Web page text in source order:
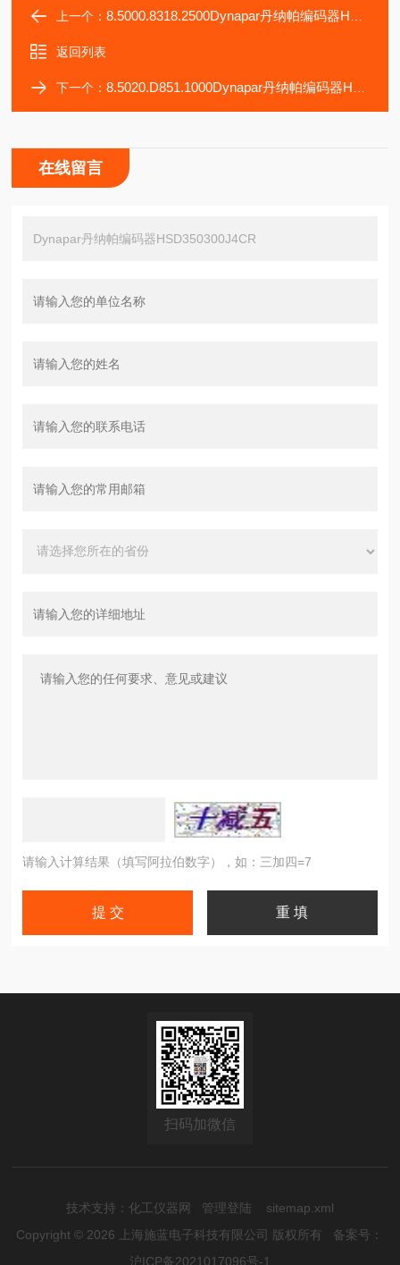
上一个：8.5000.8318.2500Dynapar丹纳帕编码器HSD350300J4CQ
返回列表
下一个：8.5020.D851.1000Dynapar丹纳帕编码器HSD350300J4D0
在线留言
请输入计算结果（填写阿拉伯数字），如：三加四=7
扫码加微信
技术支持： 化工仪器网 管理登陆
sitemap.xml
Copyright © 2026 上海施蓝电子科技有限公司 版权所有 备案号：
沪ICP备2021017096号-1